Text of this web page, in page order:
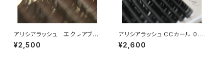
アリシアラッシュ エクレアブラ
ウンJカールMIX
¥2,500
アリシアラッシュ CCカール 0.2
0mm
¥2,600